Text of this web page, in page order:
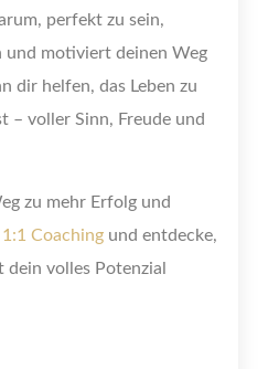
perfekt zu sein,
und motiviert deinen Weg
dir helfen, das Leben zu
– voller Sinn, Freude und
zu mehr Erfolg und
Coaching und entdecke,
volles Potenzial